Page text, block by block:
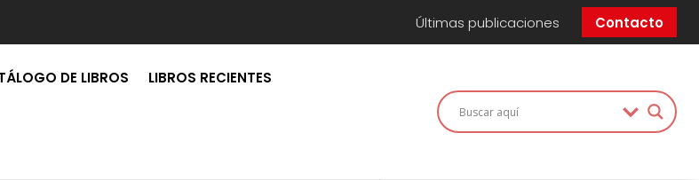
Últimas publicaciones Contacto
DE LIBROS LIBROS RECIENTES